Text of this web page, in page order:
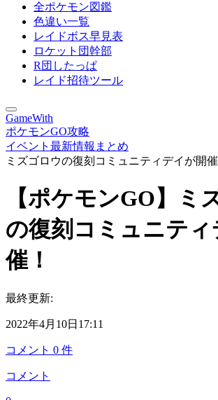
全ポケモン図鑑
色違い一覧
レイドボス早見表
ロケット団幹部
R団したっぱ
レイド招待ツール
GameWith
ポケモンGO攻略
イベント最新情報まとめ
ミズゴロウの復刻コミュニティデイが開催
【ポケモンGO】ミ
の復刻コミュニティ
催！
最終更新:
2022年4月10日17:11
コメント 0 件
コメント